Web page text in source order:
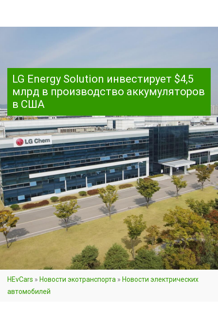
LG Energy Solution инвестирует $4,5
млрд в производство аккумуляторов
в США
HEvCars » Новости экотранспорта » Новости электрических
автомобилей